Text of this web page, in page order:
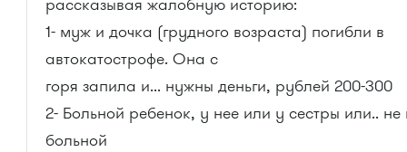
рассказывая жалобную историю:
1- муж и дочка (грудного возраста) погибли в
автокатострофе. Она с
горя запила и... нужны деньги, рублей 200-300
2- Больной ребенок, у нее или у сестры или..
больной